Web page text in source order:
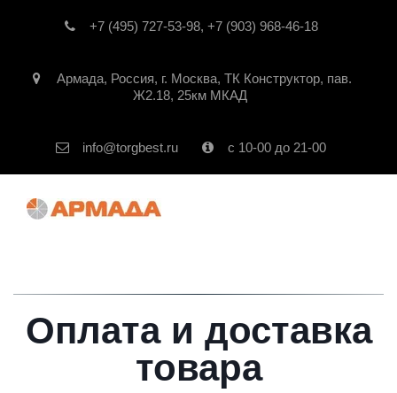
+7 (495) 727-53-98, +7 (903) 968-46-18
Армада, Россия, г. Москва, ТК Конструктор, пав.
Ж2.18, 25км МКАД
info@torgbest.ru с 10-00 до 21-00
Оплата и доставка
товара